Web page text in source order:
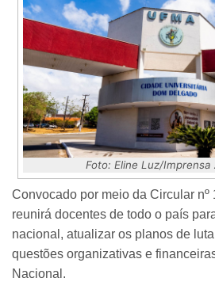
Foto: Eline Luz/Imprensa
Convocado por meio da Circular nº
reunirá docentes de todo o país
nacional, atualizar os planos de
questões organizativas e
Nacional.